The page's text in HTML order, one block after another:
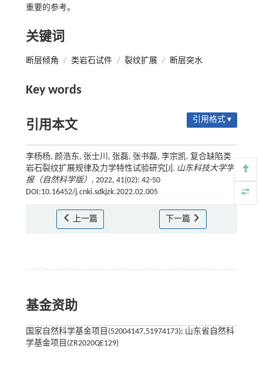
重要的参考。
关键词
断层倾角 / 类岩石试件 / 裂纹扩展 / 断层突水
Key words
引用本文 引用格式 ▾
李杨杨, 颜浩东, 张士川, 张磊, 张书磊, 李宗凯. 复合缺陷类
岩石裂纹扩展规律及力学特性试验研究[J]. 山东科技大学学
报（自然科学版） , 2022, 41(02): 42-50
DOI:10.16452/j.cnki.sdkjzk.2022.02.005
上一篇 下一篇
基金资助
国家自然科学基金项目(52004147,51974173); 山东省自然科
学基金项目(ZR2020QE129)